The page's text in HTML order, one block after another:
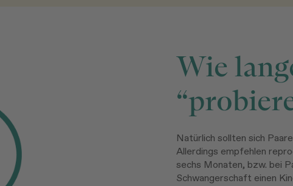
Wie
Natürlich sollten sich
Allerdings empfehlen
sechs Monaten, bzw. bei
Schwangerschaft einen